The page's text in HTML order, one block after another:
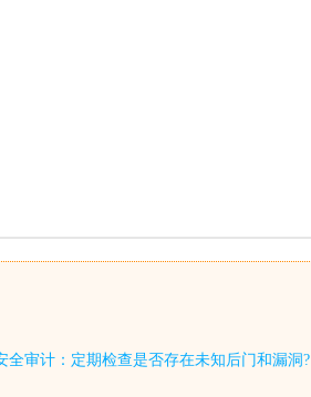
全审计：定期检查是否存在未知后门和漏洞?